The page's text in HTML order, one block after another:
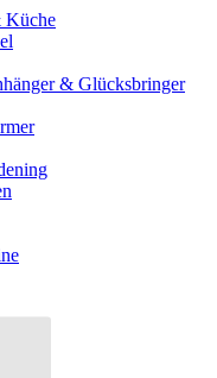
Küche
& Glücksbringer